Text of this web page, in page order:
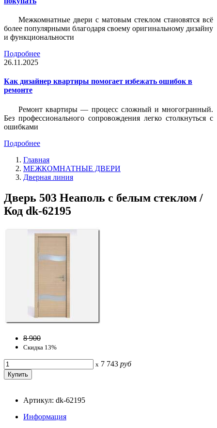
Межкомнатные двери с матовым стеклом становятся всё
более популярными благодаря своему оригинальному дизайну
и функциональности
Подробнее
26.11.2025
Как дизайнер квартиры помогает избежать ошибок в
ремонте
Ремонт квартиры — процесс сложный и многогранный.
Без профессионального сопровождения легко столкнуться с
ошибками
Подробнее
Главная
МЕЖКОМНАТНЫЕ ДВЕРИ
Дверная линия
Дверь 503 Неаполь с белым стеклом /
Код dk-62195
8 900
Скидка 13%
x 7 743 руб
Артикул: dk-62195
Информация